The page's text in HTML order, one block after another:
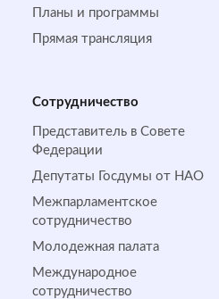
Планы и программы
Прямая трансляция
Сотрудничество
Представитель в Совете
Федерации
Депутаты Госдумы от НАО
Межпарламентское
сотрудничество
Молодежная палата
Международное
сотрудничество